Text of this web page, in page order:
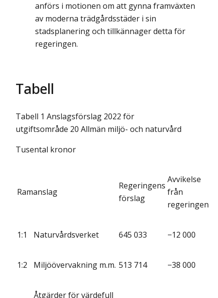
anförs i motionen om att gynna framväxten
av moderna trädgårdsstäder i sin
stadsplanering och tillkännager detta för
regeringen.
Tabell
Tabell 1 Anslagsförslag 2022 för
utgiftsområde 20 Allmän miljö- och naturvård
Tusental kronor
Ramanslag
Regeringens
förslag
Avvikelse
från
regeringen
1:1 Naturvårdsverket 645 033 −12 000
1:2 Miljöövervakning m.m. 513 714 −38 000
Åtgärder för värdefull